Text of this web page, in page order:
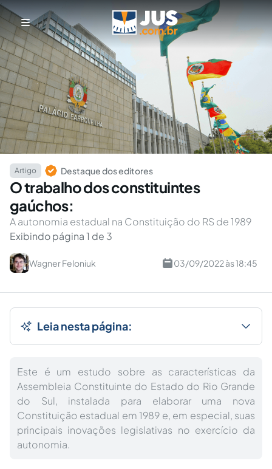
Artigo Destaque dos editores
O trabalho dos constituintes
gaúchos:
A autonomia estadual na Constituição do RS de 1989
Exibindo página 1 de 3
Wagner Feloniuk 03/09/2022 às 18:45
Leia nesta página:
Este é um estudo sobre as características da
Assembleia Constituinte do Estado do Rio Grande
do Sul, instalada para elaborar uma nova
Constituição estadual em 1989 e, em especial, suas
principais inovações legislativas no exercício da
autonomia.